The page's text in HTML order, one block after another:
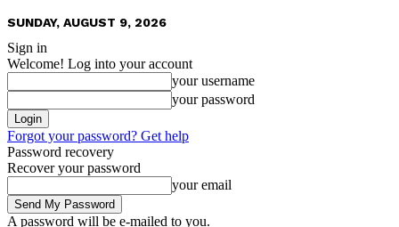
SUNDAY, AUGUST 9, 2026
Sign in
Welcome! Log into your account
your username
your password
Forgot your password? Get help
Password recovery
Recover your password
your email
A password will be e-mailed to you.